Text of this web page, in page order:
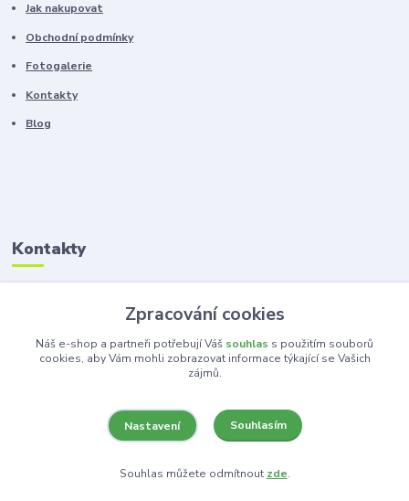
Jak nakupovat
Obchodní podmínky
Fotogalerie
Kontakty
Blog
Kontakty
Zákaznická podpora
+420 603 100 966
(Po-Pá, 8-16 hod.)
Vytvořeno na Eshop-rychle.cz
Zpracování cookies
Náš e-shop a partneři potřebují Váš souhlas s použitím souborů
cookies, aby Vám mohli zobrazovat informace týkající se Vašich
zájmů.
Nastavení Souhlasím
Souhlas můžete odmítnout zde.